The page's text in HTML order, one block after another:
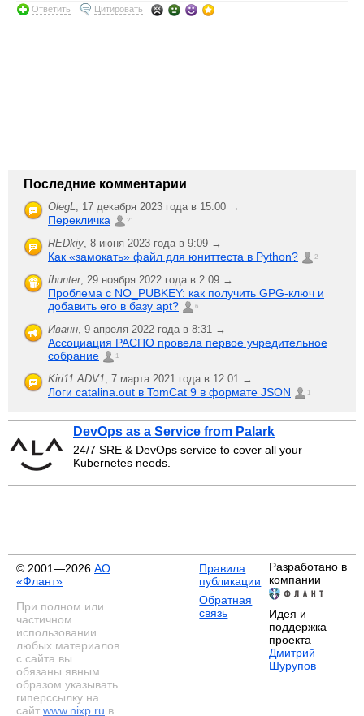
Ответить Цитировать
Последние комментарии
OlegL, 17 декабря 2023 года в 15:00 →
Перекличка 21
REDkiy, 8 июня 2023 года в 9:09 →
Как «замокать» файл для юниттеста в Python? 2
fhunter, 29 ноября 2022 года в 2:09 →
Проблема с NO_PUBKEY: как получить GPG-ключ и
добавить его в базу apt?
6
Иванн, 9 апреля 2022 года в 8:31 →
Ассоциация РАСПО провела первое учредительное
собрание
1
Kiri11.ADV1, 7 марта 2021 года в 12:01 →
Логи catalina.out в TomCat 9 в формате JSON 1
DevOps as a Service from Palark
24/7 SRE & DevOps service to cover all your
Kubernetes needs.
© 2001—2026 АО
«Флант»
При полном или
частичном
использовании
любых материалов
с сайта вы
обязаны явным
образом указывать
гиперссылку на
сайт www.nixp.ru в
Правила
публикации
Обратная
связь
Разработано в
компании
Идея и
поддержка
проекта —
Дмитрий
Шурупов